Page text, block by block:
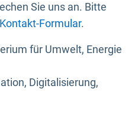
Sie uns an. Bitte
Kontakt-Formular.
für Umwelt, Energie
Digitalisierung,